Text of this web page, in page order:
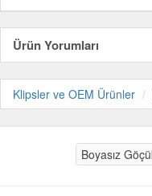
Ürün Yorumları
Klipsler ve OEM Ürünler
Boyasız